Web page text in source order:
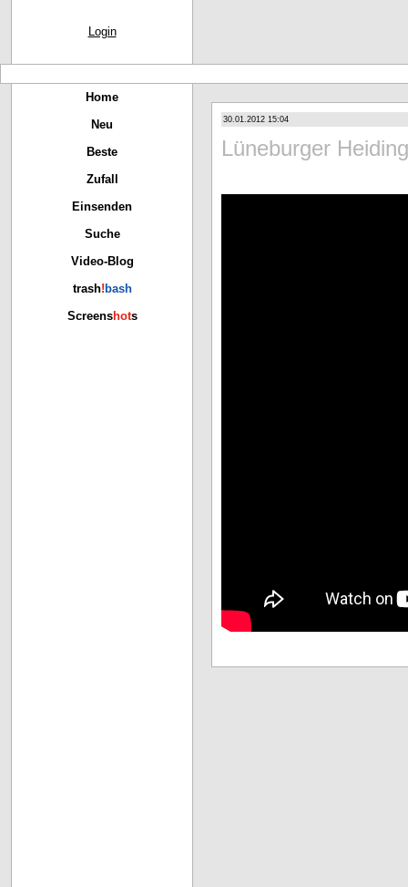
Login
Home
Neu
Beste
Zufall
Einsenden
Suche
Video-Blog
trash! bash
Screenshots
30.01.2012 15:04
Lüneburger Heiding